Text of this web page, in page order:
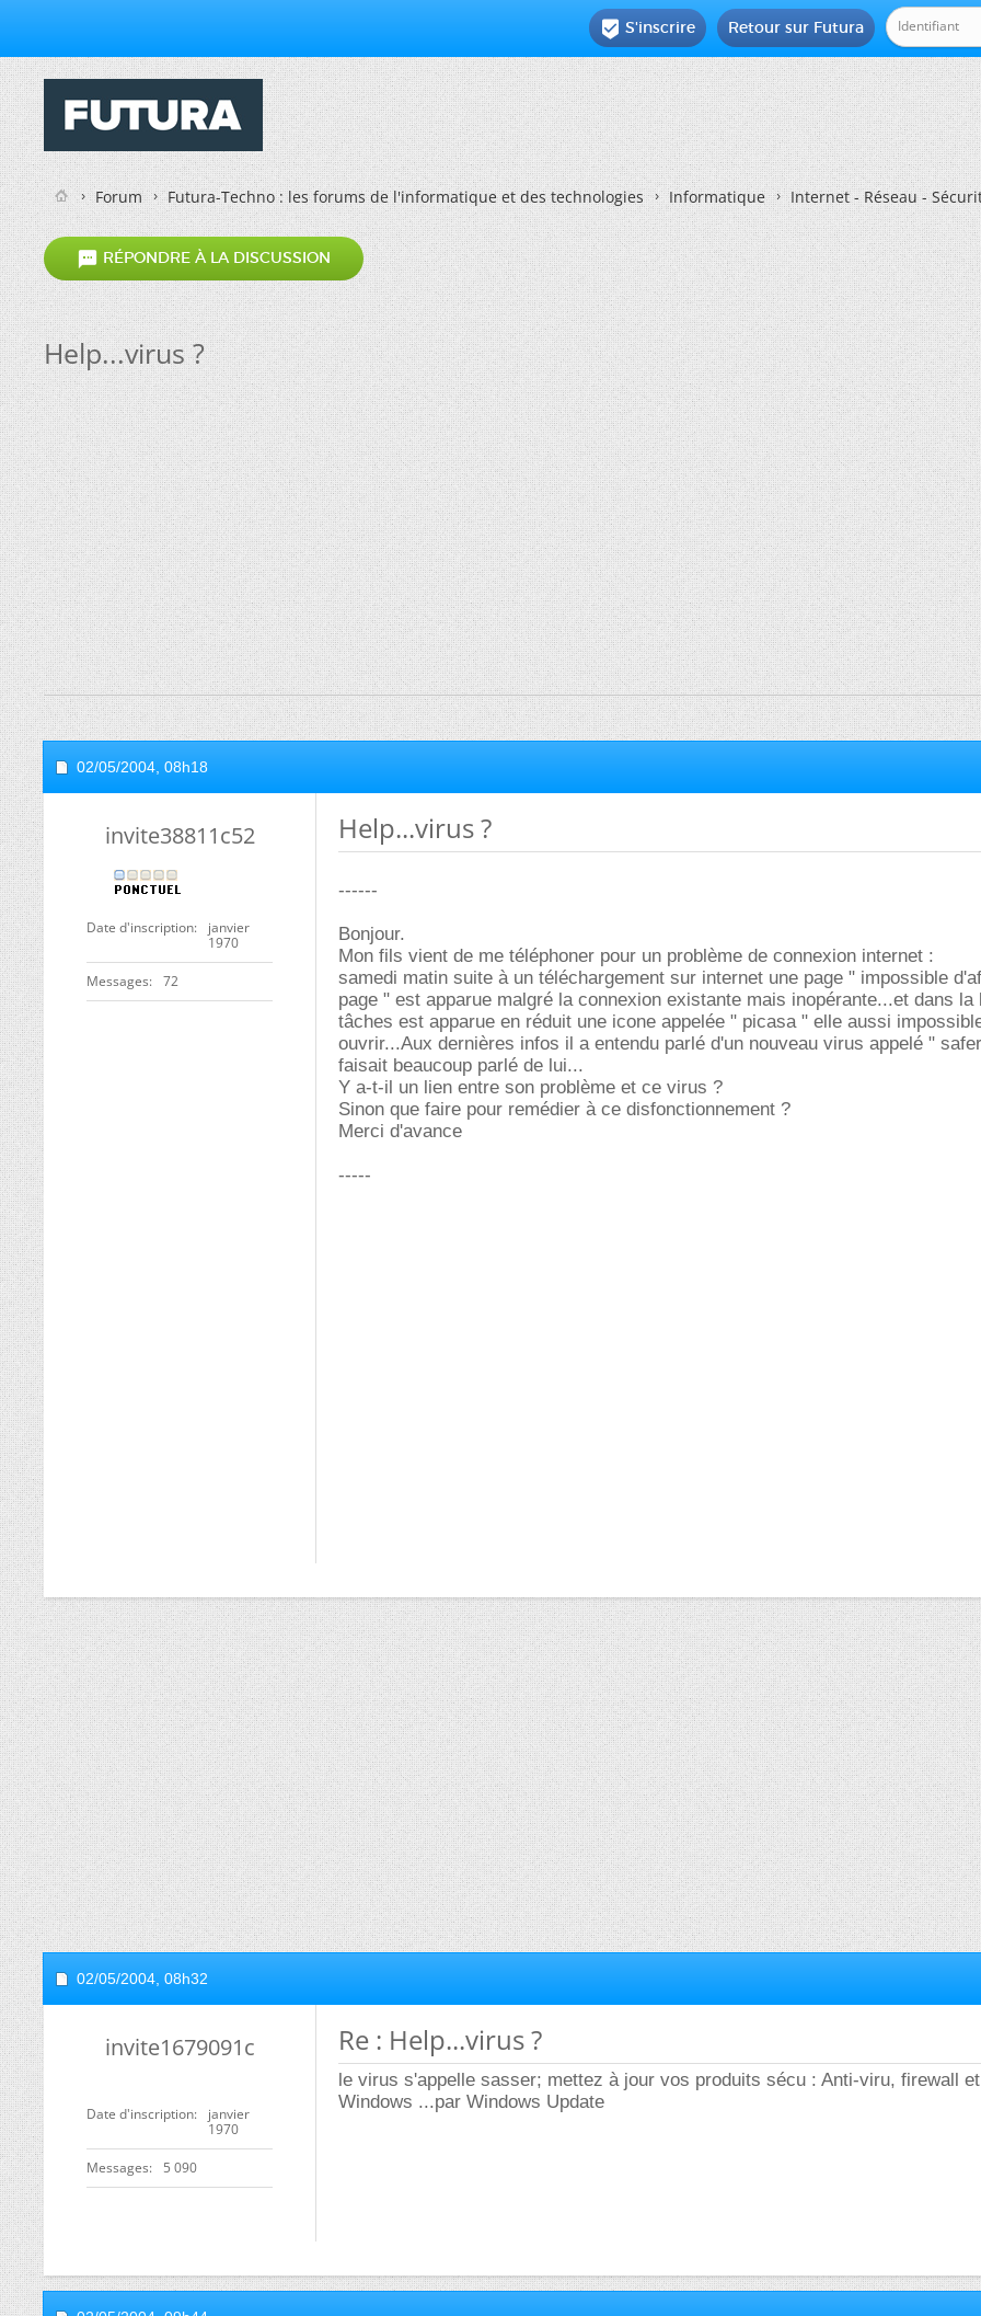
Retour sur Futura
 S'inscrire
Forum Futura-Techno : les forums de l'informatique et des technologies Informatique Internet - Réseau -
 RÉPONDRE À LA DISCUSSION
Help...virus ?
02/05/2004, 08h18
invite38811c52
Date d'inscription
janvier
1970
Messages 72
Help...virus ?
------
Bonjour.
Mon fils vient de me téléphoner pour un problème de connexion internet :
samedi matin suite à un téléchargement sur internet une page " impossible
page " est apparue malgré la connexion existante mais inopérante...et dans la
tâches est apparue en réduit une icone appelée " picasa " elle aussi
ouvrir...Aux dernières infos il a entendu parlé d'un nouveau virus appelé "
faisait beaucoup parlé de lui...
Y a-t-il un lien entre son problème et ce virus ?
Sinon que faire pour remédier à ce disfonctionnement ?
Merci d'avance
-----
02/05/2004, 08h32
invite1679091c
Date d'inscription
janvier
1970
Messages 5 090
Re : Help...virus ?
le virus s'appelle sasser; mettez à jour vos produits sécu : Anti-viru, firewall
Windows ...par Windows Update